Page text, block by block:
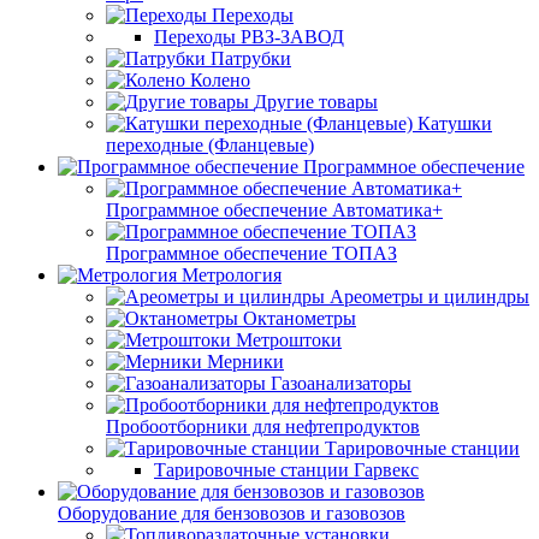
Переходы
Переходы РВЗ-ЗАВОД
Патрубки
Колено
Другие товары
Катушки
переходные (Фланцевые)
Программное обеспечение
Программное обеспечение Автоматика+
Программное обеспечение ТОПАЗ
Метрология
Ареометры и цилиндры
Октанометры
Метроштоки
Мерники
Газоанализаторы
Пробоотборники для нефтепродуктов
Тарировочные станции
Тарировочные станции Гарвекс
Оборудование для бензовозов и газовозов